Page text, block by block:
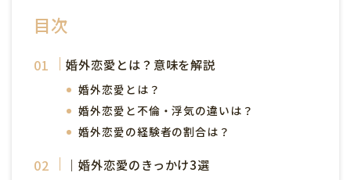
目次
婚外恋愛とは？意味を解説
婚外恋愛とは？
婚外恋愛と不倫・浮気の違いは？
婚外恋愛の経験者の割合は？
｜婚外恋愛のきっかけ3選